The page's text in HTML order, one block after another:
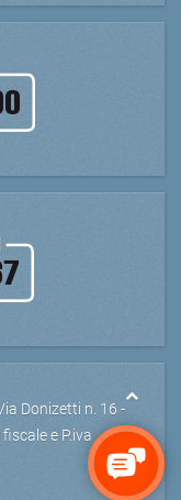
Donizetti n. 16 -
e P.iva